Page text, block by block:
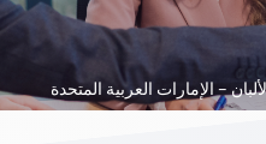
– الإمارات العربية المتحدة